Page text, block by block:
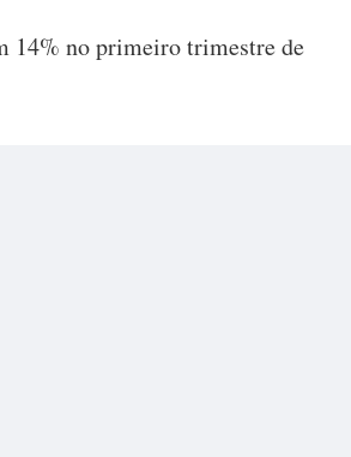
14% no primeiro trimestre de